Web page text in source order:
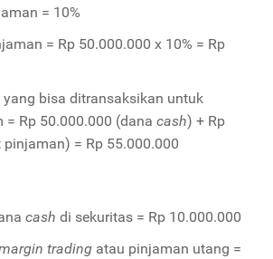
= 10%
= Rp 50.000.000 x 10% = Rp
bisa ditransaksikan untuk
= Rp 50.000.000 (dana cash) + Rp
= Rp 55.000.000
cash di sekuritas = Rp 10.000.000
tradingatau pinjaman utang =